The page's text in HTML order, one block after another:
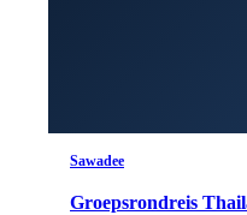
Sawadee
Groepsrondreis